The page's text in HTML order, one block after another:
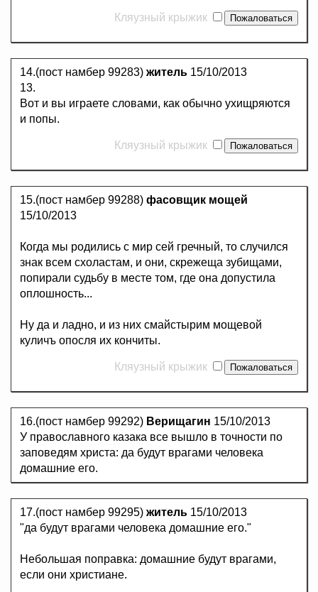
Кляузный крыжик
14.(пост намбер 99283) житель 15/10/2013
13.
Вот и вы играете словами, как обычно ухищряются
и попы.
Кляузный крыжик
15.(пост намбер 99288) фасовщик мощей
15/10/2013
Когда мы родились с мир сей гречный, то случился
знак всем схоластам, и они, скрежеща зубищами,
попирали судьбу в месте том, где она допустила
оплошность...
Ну да и ладно, и из них смайстырим мощевой
куличъ опосля их кончиты.
Кляузный крыжик
16.(пост намбер 99292) Верищагин 15/10/2013
У православного казака все вышло в точности по
заповедям христа: да будут врагами человека
домашние его.
17.(пост намбер 99295) житель 15/10/2013
"да будут врагами человека домашние его."
Небольшая поправка: домашние будут врагами,
если они христиане.